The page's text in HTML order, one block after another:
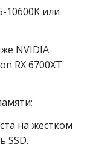
10600K или
NVIDIA
RX 6700XT
на жестком
SSD.